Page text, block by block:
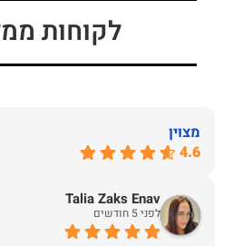
לקוחות
מצוין
4.6
Talia Zaks Enav
לפני 5 חודשים